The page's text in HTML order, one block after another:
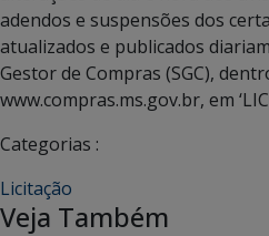
adendos e suspensões dos
atualizados e publicados
Gestor de Compras (SGC),
www.compras.ms.gov.br, em
Categorias :
Licitação
Veja Também